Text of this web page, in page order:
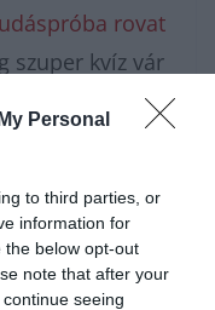
Personal
to third parties, or
information for
the below opt-out
note that after your
seeing
rovat
szuper kvíz vár
Facebook
A nagy
videóival